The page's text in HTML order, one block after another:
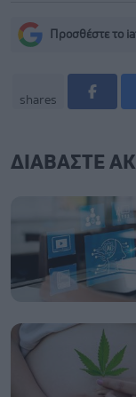
Προσθέστε το
shares
ΔΙΑΒΑΣΤΕ